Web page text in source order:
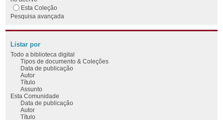
Esta Coleção
Pesquisa avançada
Listar por
Todo a biblioteca digital
Tipos de documento & Coleções
Data de publicação
Autor
Título
Assunto
Esta Comunidade
Data de publicação
Autor
Título